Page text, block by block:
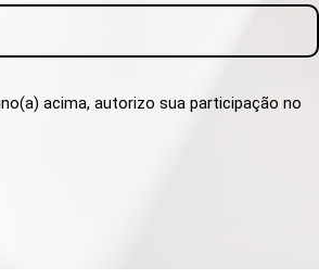
acima, autorizo sua participação no